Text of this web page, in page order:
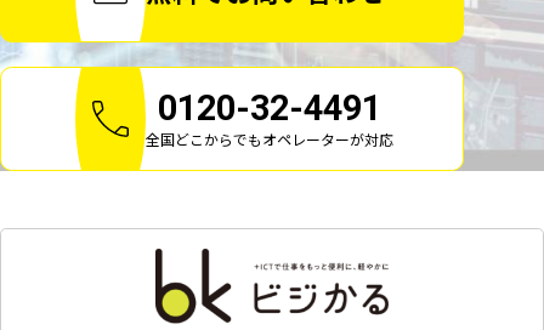
0120-32-4491
全国どこからでもオペレーターが対応